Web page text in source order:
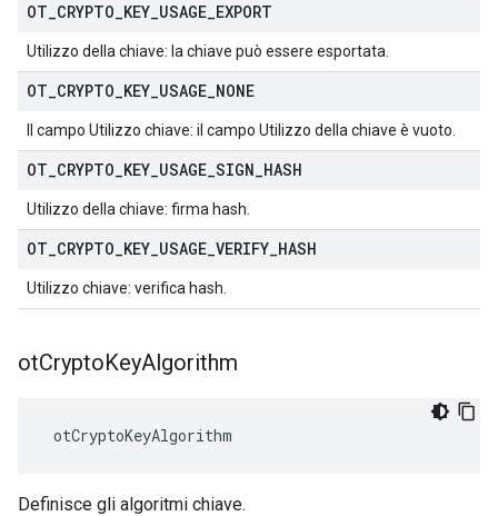
OT CRYPTO KEY USAGE EXPORT
Utilizzo della chiave: la chiave può essere esportata.
OT CRYPTO KEY USAGE NONE
Il campo Utilizzo chiave: il campo Utilizzo della chiave è vuoto.
OT CRYPTO KEY USAGE SIGN HASH
Utilizzo della chiave: firma hash.
OT CRYPTO KEY USAGE VERIFY HASH
Utilizzo chiave: verifica hash.
otCryptoKeyAlgorithm
otCryptoKeyAlgorithm
Definisce gli algoritmi chiave.